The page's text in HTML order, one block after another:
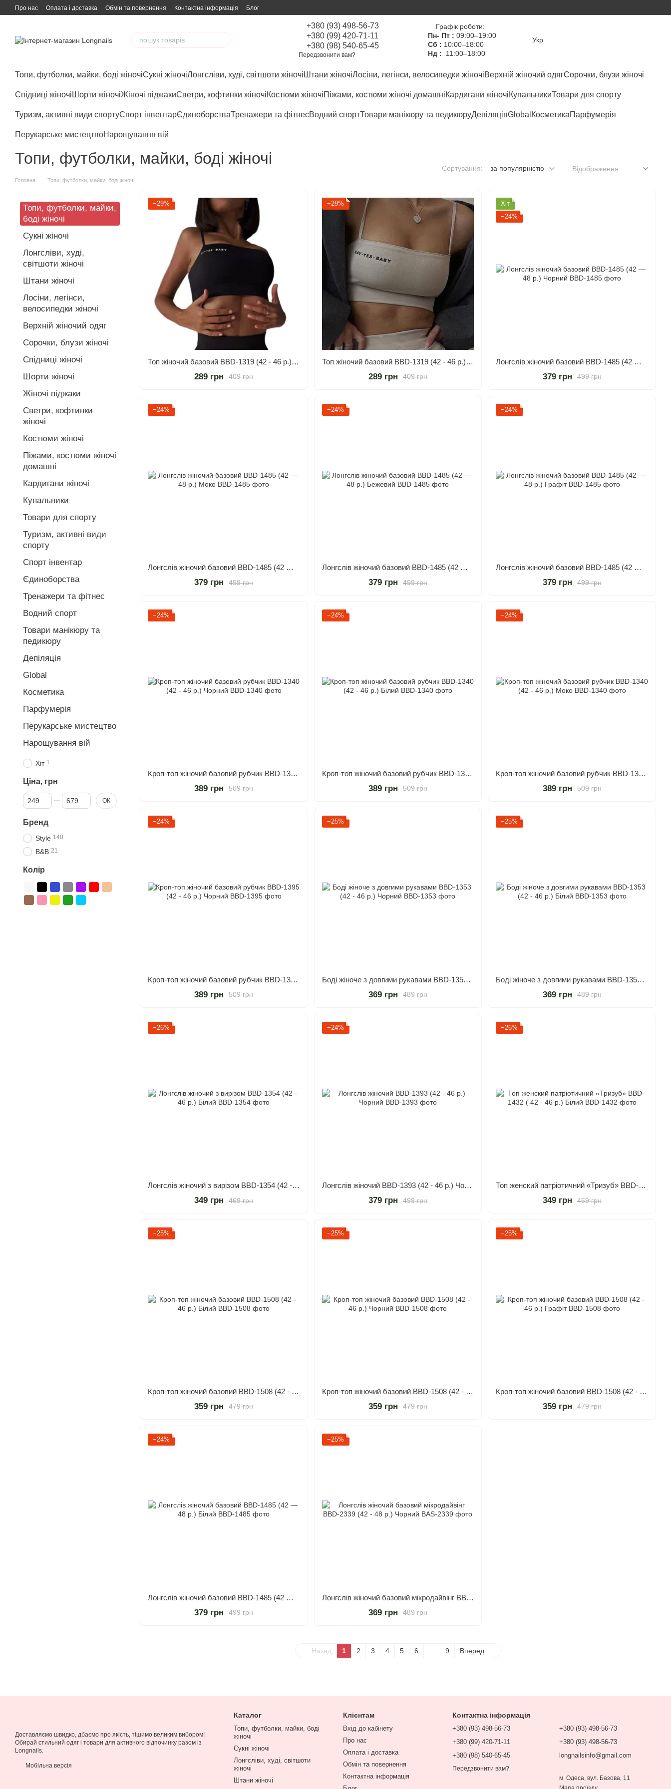
Перейти до основного контенту
Про нас Оплата і доставка Обмін та повернення Контактна інформація Блог
+380 (93) 498-56-73
+380 (99) 420-71-11
+380 (98) 540-65-45
Передзвонити вам?
Графік роботи:
Пн- Пт : 09:00–19:00
Сб : 10:00–18:00
Нд :
11:00–18:00
Укр
Топи, футболки, майки, боді жіночіСукні жіночіЛонгсліви, худі, світшоти жіночі Штани жіночіЛосіни, легінси, велосипедки жіночіВерхній жіночий одягСорочки, блузи жіночі
Спідниці жіночі Шорти жіночіЖіночі піджакиСветри, кофтинки жіночіКостюми жіночіПіжами, костюми жіночі домашніКардигани жіночіКупальникиТовари для спорту
Туризм, активні види спортуСпорт інвентарЄдиноборстваТренажери та фітнесВодний спортТовари манікюру та педикюруДепіляціяGlobal КосметикаПарфумерія
Перукарське мистецтвоНарощування вій
Топи, футболки, майки, боді жіночі
Головна Топи, футболки, майки, боді жіночі
Сортування: за популярністю Відображення:
−29%
Топ жіночий базовий BBD-1319 (42 - 46 р.) Чорний
409 грн
289 грн
−29%
Топ жіночий базовий BBD-1319 (42 - 46 р.) Бежевий
409 грн
289 грн
Хіт
−24%
Лонгслів жіночий базовий BBD-1485 (42 — 48 р.) Чорний
499 грн
379 грн
−24%
Лонгслів жіночий базовий BBD-1485 (42 — 48 р.) Моко
499 грн
379 грн
−24%
Лонгслів жіночий базовий BBD-1485 (42 — 48 р.) Бежевий
499 грн
379 грн
−24%
Лонгслів жіночий базовий BBD-1485 (42 — 48 р.) Графіт
499 грн
379 грн
−24%
Кроп-топ жіночий базовий рубчик BBD-1340 (42 - 46 р.) Чорний
509 грн
389 грн
−24%
Кроп-топ жіночий базовий рубчик BBD-1340 (42 - 46 р.) Білий
509 грн
389 грн
−24%
Кроп-топ жіночий базовий рубчик BBD-1340 (42 - 46 р.) Моко
509 грн
389 грн
−24%
Кроп-топ жіночий базовий рубчик BBD-1395 (42 - 46 р.) Чорний
509 грн
389 грн
−25%
Боді жіноче з довгими рукавами BBD-1353 (42 - 46 р.) Чорний
489 грн
369 грн
−25%
Боді жіноче з довгими рукавами BBD-1353 (42 - 46 р.) Білий
489 грн
369 грн
−26%
Лонгслів жіночий з вирізом BBD-1354 (42 - 46 р.) Білий
469 грн
349 грн
−24%
Лонгслів жіночий BBD-1393 (42 - 46 р.) Чорний
499 грн
379 грн
−26%
Топ женский патріотичний «Тризуб» BBD-1432 ( 42 - 46 р.) Білий
469 грн
349 грн
−25%
Кроп-топ жіночий базовий BBD-1508 (42 - 46 р.) Білий
479 грн
359 грн
−25%
Кроп-топ жіночий базовий BBD-1508 (42 - 46 р.) Чорний
479 грн
359 грн
−25%
Кроп-топ жіночий базовий BBD-1508 (42 - 46 р.) Графіт
479 грн
359 грн
−24%
Лонгслів жіночий базовий BBD-1485 (42 — 48 р.) Білий
499 грн
379 грн
−25%
Лонгслів жіночий базовий мікродайвінг BBD-2339 (42 - 48 р.) Чорний
489 грн
369 грн
Назад 1 2 3 4 5 6 9 Вперед
Топи, футболки, майки,
боді жіночі
Сукні жіночі
Лонгсліви, худі,
світшоти жіночі
Штани жіночі
Лосіни, легінси,
велосипедки жіночі
Верхній жіночий одяг
Сорочки, блузи жіночі
Спідниці жіночі
Шорти жіночі
Жіночі піджаки
Светри, кофтинки
жіночі
Костюми жіночі
Піжами, костюми жіночі
домашні
Кардигани жіночі
Купальники
Товари для спорту
Туризм, активні види
спорту
Спорт інвентар
Єдиноборства
Тренажери та фітнес
Водний спорт
Товари манікюру та
педикюру
Депіляція
Global
Косметика
Парфумерія
Перукарське мистецтво
Нарощування вій
Хіт 1
Ціна, грн
Від Ціна, грн
До Ціна, грн ОК
Бренд
Style 140
B&B 21
Колір
Доставляємо швидко, дбаємо про якість, тішимо великим вибором!
Обирай стильний одяг і товари для активного відпочинку разом із
Longnails.
Мобільна версія
Каталог
Топи, футболки, майки, боді
жіночі
Сукні жіночі
Лонгсліви, худі, світшоти
жіночі
Штани жіночі
Клієнтам
Вхід до кабінету
Про нас
Оплата і доставка
Обмін та повернення
Контактна інформація
Контактна інформація
+380 (93) 498-56-73
+380 (99) 420-71-11
+380 (98) 540-65-45
Передзвонити вам?
+380 (93) 498-56-73
+380 (93) 498-56-73
longnailsinfo@gmail.com
м. Одеса, вул. Базова, 11